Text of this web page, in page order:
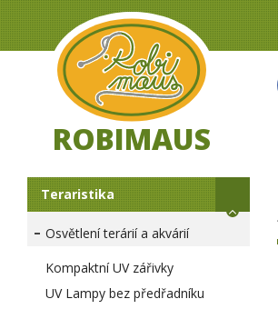
ROBIMAUS
Teraristika
Osvětlení terárií a akvárií
Kompaktní UV zářivky
UV Lampy bez předřadníku